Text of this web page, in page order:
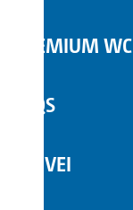
PREMIUM WC
FAQS
SERVEI